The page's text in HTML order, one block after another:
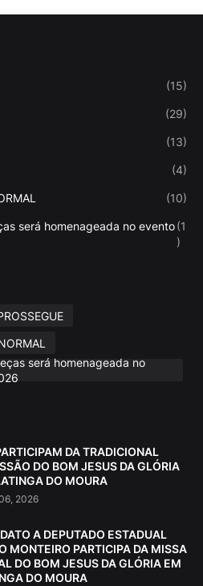
(15)
(29)
(13)
(4)
(10)
será homenageada no evento(1
)
será homenageada no
DA TRADICIONAL
DO BOM JESUS DA GLÓRIA
DO MOURA
2026
A DEPUTADO ESTADUAL
MONTEIRO PARTICIPA DA MISSA
DO BOM JESUS DA GLÓRIA EM
DO MOURA